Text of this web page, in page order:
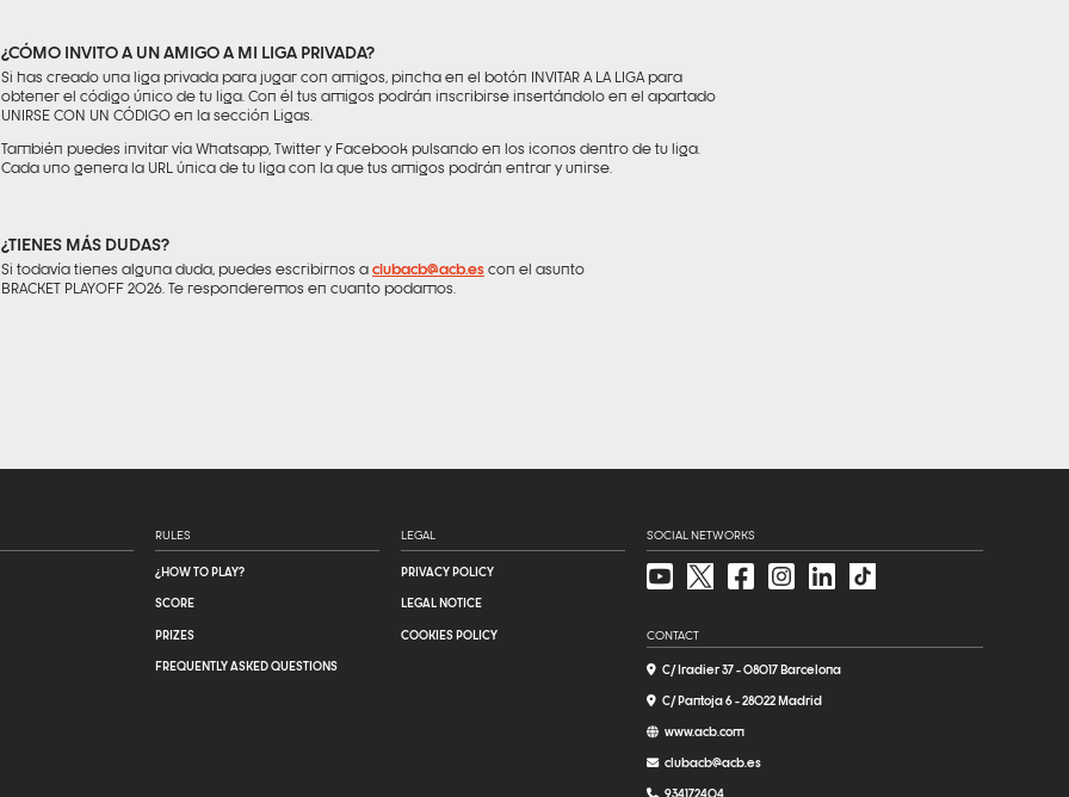
¿CÓMO INVITO A UN AMIGO A MI LIGA PRIVADA?
Si has creado una liga privada para jugar con amigos, pincha en el botón INVITAR A LA LIGA para
obtener el código único de tu liga. Con él tus amigos podrán inscribirse insertándolo en el apartado
UNIRSE CON UN CÓDIGO en la sección Ligas.
También puedes invitar vía Whatsapp, Twitter y Facebook pulsando en los iconos dentro de tu liga.
Cada uno genera la URL única de tu liga con la que tus amigos podrán entrar y unirse.
¿TIENES MÁS DUDAS?
Si todavía tienes alguna duda, puedes escribirnos a clubacb@acb.es con el asunto
BRACKET PLAYOFF 2026. Te responderemos en cuanto podamos.
RULES
¿HOW TO PLAY?
SCORE
PRIZES
FREQUENTLY ASKED QUESTIONS
LEGAL
PRIVACY POLICY
LEGAL NOTICE
COOKIES POLICY
SOCIAL NETWORKS
CONTACT
C/ Iradier 37 - 08017 Barcelona
C/ Pantoja 6 - 28022 Madrid
www.acb.com
clubacb@acb.es
934172404